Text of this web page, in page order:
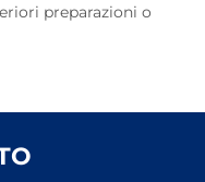
preparazioni o